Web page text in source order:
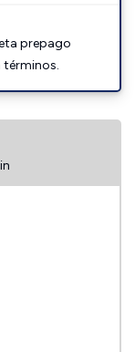
prepago